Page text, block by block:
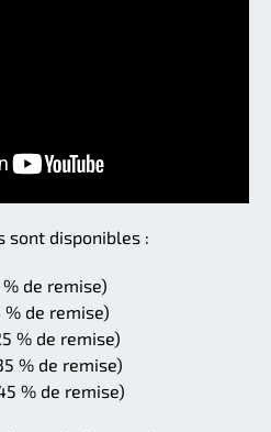
sont disponibles :
de remise)
de remise)
% de remise)
% de remise)
% de remise)